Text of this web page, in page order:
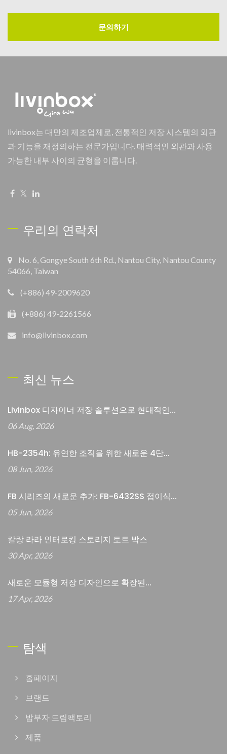
문의하기
livinbox는 대만의 제조업체로, 전통적인 저장 시스템의 외관
과 기능을 재정의하는 전문가입니다. 매력적인 외관과 사용
가능한 내부 사이의 균형을 이룹니다.
우리의 연락처
No. 6, Gongye South 6th Rd., Nantou City, Nantou County
54066, Taiwan
(+886) 49-2009620
(+886) 49-2261566
info@livinbox.com
최신 뉴스
Livinbox 디자이너 저장 솔루션으로 현대적인...
06 Aug, 2026
HB-2354h: 유연한 조직을 위한 새로운 4단...
08 Jun, 2026
FB 시리즈의 새로운 추가: FB-6432SS 접이식...
05 Jun, 2026
칼랑 라라 인터로킹 스토리지 토트 박스
30 Apr, 2026
새로운 모듈형 저장 디자인으로 확장된...
17 Apr, 2026
탐색
홈페이지
브랜드
밥부자 드림팩토리
제품